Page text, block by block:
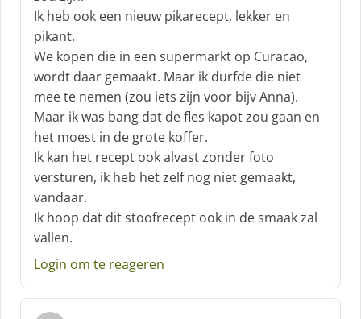
e
e
f
Ik heb ook een nieuw pikarecept, lekker en
pikant.
We kopen die in een supermarkt op Curacao,
wordt daar gemaakt. Maar ik durfde die niet
mee te nemen (zou iets zijn voor bijv Anna).
Maar ik was bang dat de fles kapot zou gaan en
het moest in de grote koffer.
Ik kan het recept ook alvast zonder foto
versturen, ik heb het zelf nog niet gemaakt,
vandaar.
Ik hoop dat dit stoofrecept ook in de smaak zal
vallen.
Login om te reageren